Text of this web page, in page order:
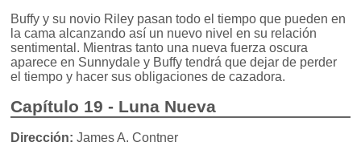
Buffy y su novio Riley pasan todo el tiempo que pueden en
la cama alcanzando así un nuevo nivel en su relación
sentimental. Mientras tanto una nueva fuerza oscura
aparece en Sunnydale y Buffy tendrá que dejar de perder
el tiempo y hacer sus obligaciones de cazadora.
Capítulo 19 - Luna Nueva
Dirección: James A. Contner